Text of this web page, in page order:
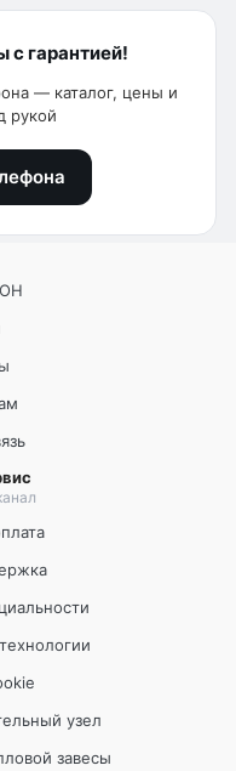
с гарантией!
— каталог, цены и
рукой
узел
завесы